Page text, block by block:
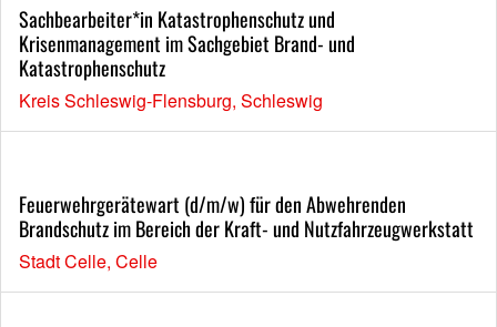
Sachbearbeiter*in Katastrophenschutz und
Krisenmanagement im Sachgebiet Brand- und
Katastrophenschutz
Kreis Schleswig-Flensburg, Schleswig
Feuerwehrgerätewart (d/m/w) für den Abwehrenden
Brandschutz im Bereich der Kraft- und Nutzfahrzeugwerkstatt
Stadt Celle, Celle